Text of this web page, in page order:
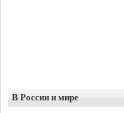
В России и мире